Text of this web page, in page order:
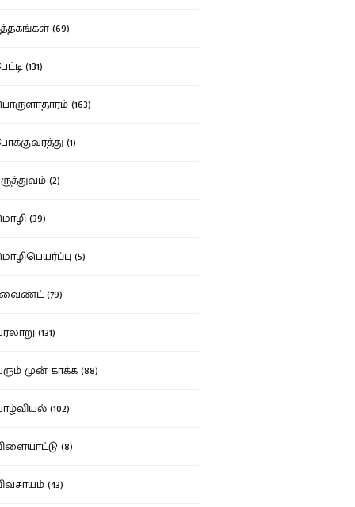
(69)
(131)
(163)
(1)
(2)
(39)
(5)
(79)
(131)
முன் காக்க (88)
(102)
(8)
(43)